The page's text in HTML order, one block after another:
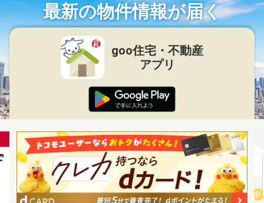
最新の物件情報が届く
goo住宅・不動産
アプリ